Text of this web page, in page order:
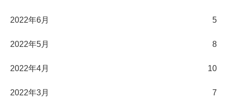
2022年6月 5
2022年5月 8
2022年4月 10
2022年3月 7